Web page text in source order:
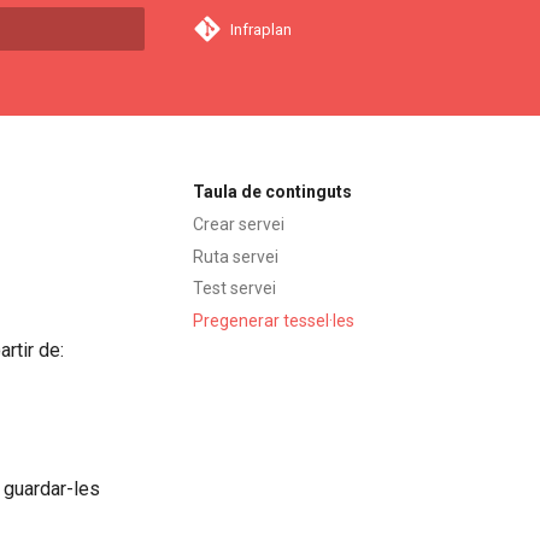
Infraplan
Taula de continguts
Crear servei
Ruta servei
Test servei
Pregenerar tessel·les
de:
les